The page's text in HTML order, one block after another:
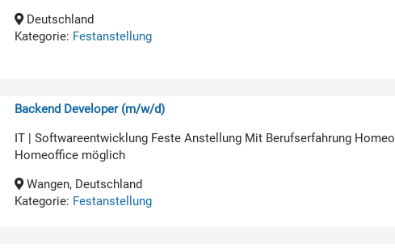
Deutschland
Kategorie: Festanstellung
Backend Developer (m/w/d)
IT | Softwareentwicklung Feste Anstellung Mit Berufserfahrung
Homeoffice möglich
Wangen, Deutschland
Kategorie: Festanstellung